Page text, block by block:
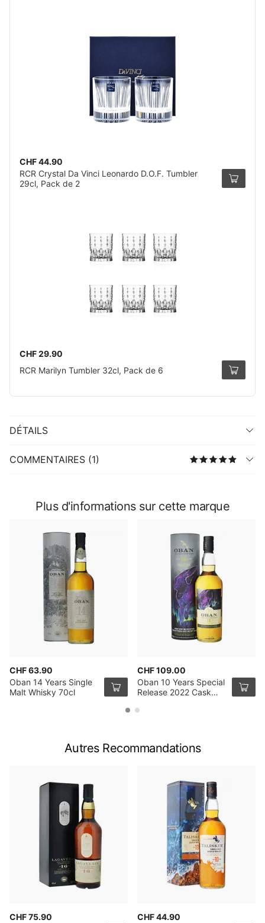
CHF 44.90
RCR Crystal Da Vinci Leonardo D.O.F. Tumbler
29cl, Pack de 2
CHF 29.90
RCR Marilyn Tumbler 32cl, Pack de 6
DÉTAILS
COMMENTAIRES (1)
Plus d'informations sur cette marque
CHF 63.90
Oban 14 Years Single
Malt Whisky 70cl
CHF 109.00
Oban 10 Years Special
Release 2022 Cask
Scotch Whisky 70cl
Autres Recommandations
CHF 75.90
CHF 44.90